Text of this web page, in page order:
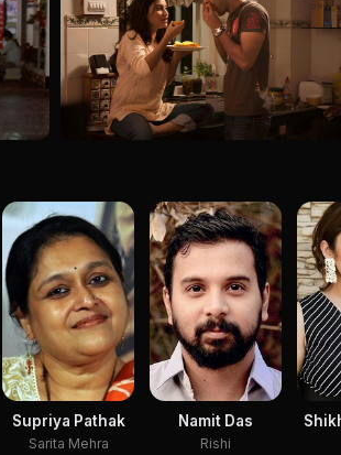
Supriya Pathak
Sarita Mehra
Namit Das
Rishi